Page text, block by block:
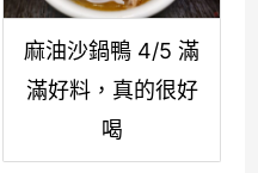
麻油沙鍋鴨 4/5 滿
滿好料，真的很好
喝